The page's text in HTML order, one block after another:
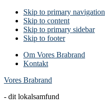
Skip to primary navigation
Skip to content
Skip to primary sidebar
Skip to footer
Om Vores Brabrand
Kontakt
Vores Brabrand
- dit lokalsamfund